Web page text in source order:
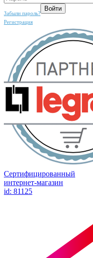
Забыли пароль?
Регистрация
Сертифицированный
интернет-магазин
id: 81125